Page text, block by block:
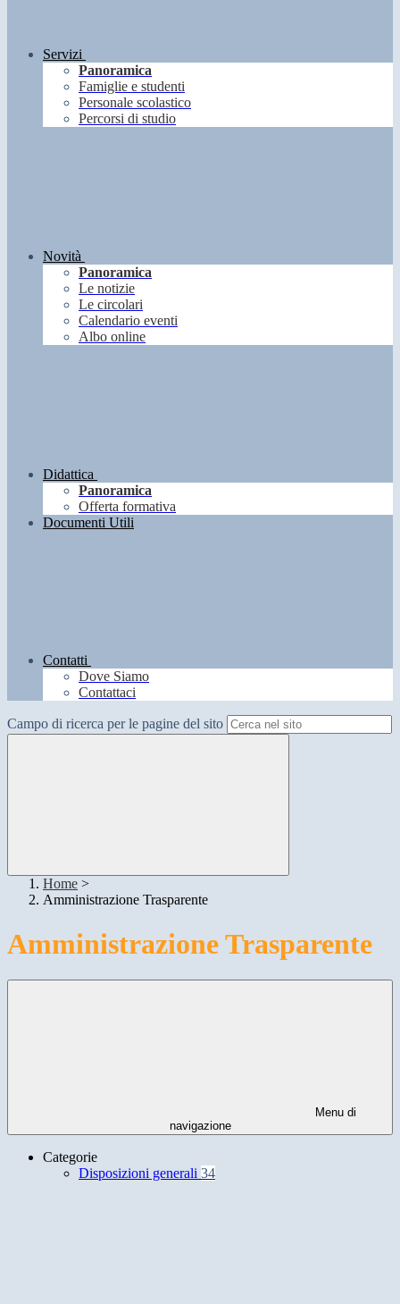
Servizi
Panoramica
Famiglie e studenti
Personale scolastico
Percorsi di studio
Novità
Panoramica
Le notizie
Le circolari
Calendario eventi
Albo online
Didattica
Panoramica
Offerta formativa
Documenti Utili
Contatti
Dove Siamo
Contattaci
Campo di ricerca per le pagine del sito
Home >
Amministrazione Trasparente
Amministrazione Trasparente
Menu di
navigazione
Categorie
Disposizioni generali 34